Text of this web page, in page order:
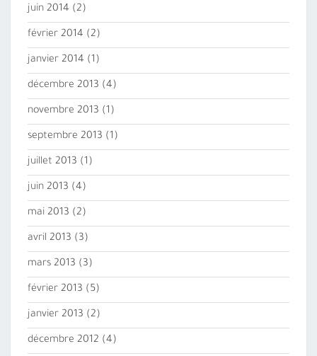
juin 2014 (2)
février 2014 (2)
janvier 2014 (1)
décembre 2013 (4)
novembre 2013 (1)
septembre 2013 (1)
juillet 2013 (1)
juin 2013 (4)
mai 2013 (2)
avril 2013 (3)
mars 2013 (3)
février 2013 (5)
janvier 2013 (2)
décembre 2012 (4)